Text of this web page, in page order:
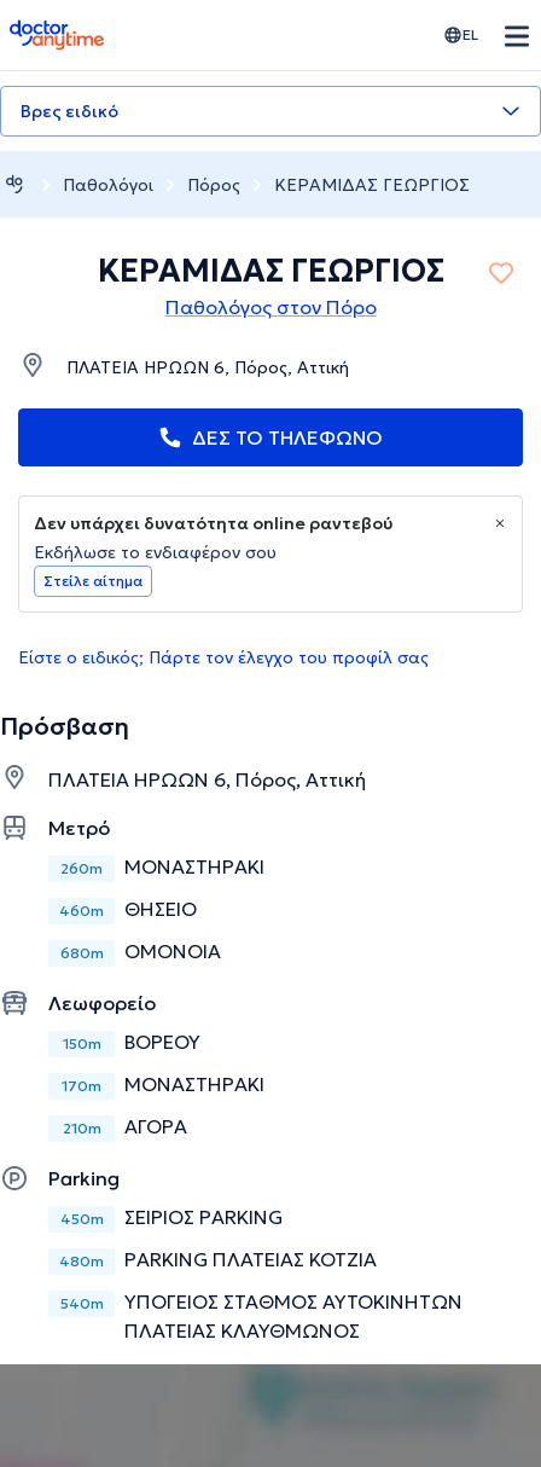
doctoranytime EL
Βρες ειδικό
Παθολόγοι Πόρος ΚΕΡΑΜΙΔΑΣ ΓΕΩΡΓΙΟΣ
ΚΕΡΑΜΙΔΑΣ ΓΕΩΡΓΙΟΣ
Παθολόγος στον Πόρο
ΠΛΑΤΕΙΑ ΗΡΩΩΝ 6, Πόρος, Αττική
ΔΕΣ ΤΟ ΤΗΛΕΦΩΝΟ
Δεν υπάρχει δυνατότητα online ραντεβού
Εκδήλωσε το ενδιαφέρον σου
Στείλε αίτημα
Είστε ο ειδικός; Πάρτε τον έλεγχο του προφίλ σας
Πρόσβαση
ΠΛΑΤΕΙΑ ΗΡΩΩΝ 6, Πόρος, Αττική
Μετρό
260m ΜΟΝΑΣΤΗΡΑΚΙ
460m ΘΗΣΕΙΟ
680m ΟΜΟΝΟΙΑ
Λεωφορείο
150m ΒΟΡΕΟΥ
170m ΜΟΝΑΣΤΗΡΑΚΙ
210m ΑΓΟΡΑ
Parking
450m ΣΕΙΡΙΟΣ PARKING
480m PARKING ΠΛΑΤΕΙΑΣ ΚΟΤΖΙΑ
540m
ΥΠΟΓΕΙΟΣ ΣΤΑΘΜΟΣ ΑΥΤΟΚΙΝΗΤΩΝ
ΠΛΑΤΕΙΑΣ ΚΛΑΥΘΜΩΝΟΣ